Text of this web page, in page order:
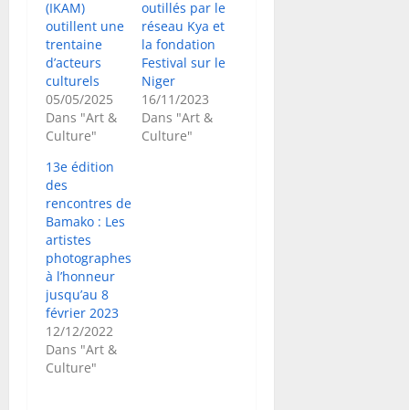
(IKAM)
outillent une
trentaine
d’acteurs
culturels
05/05/2025
Dans "Art &
Culture"
outillés par le
réseau Kya et
la fondation
Festival sur le
Niger
16/11/2023
Dans "Art &
Culture"
13e édition
des
rencontres de
Bamako : Les
artistes
photographes
à l’honneur
jusqu’au 8
février 2023
12/12/2022
Dans "Art &
Culture"